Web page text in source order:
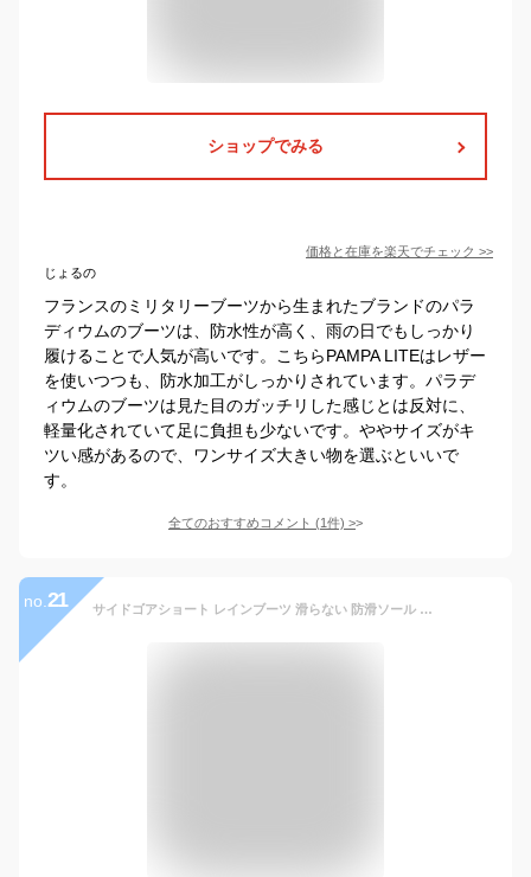
ショップでみる
価格と在庫を楽天でチェック >>
じょるの
フランスのミリタリーブーツから生まれたブランドのパラ
ディウムのブーツは、防水性が高く、雨の日でもしっかり
履けることで人気が高いです。こちらPAMPA LITEはレザー
を使いつつも、防水加工がしっかりされています。パラデ
ィウムのブーツは見た目のガッチリした感じとは反対に、
軽量化されていて足に負担も少ないです。ややサイズがキ
ツい感があるので、ワンサイズ大きい物を選ぶといいで
す。
全てのおすすめコメント (1件) >
no. 21 サイドゴアショート レインブーツ 滑らない 防滑ソール 長靴 ショートブーツ レインシューズ レディース メンズ ブラック ブラウン おしゃれ かわいい 婦人靴